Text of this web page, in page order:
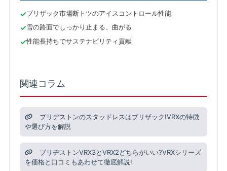
ブリザック市場断トツのアイスコントロール性能
雪の路面でしっかり止まる、曲がる
性能長持ちでサステナビリティ貢献
関連コラム
ブリヂストンのスタッドレスはブリザック!VRXの特徴
や選び方を解説
ブリヂストンVRX3とVRX2どちらがいい?VRXシリーズ
を価格と口コミもあわせて徹底解説!